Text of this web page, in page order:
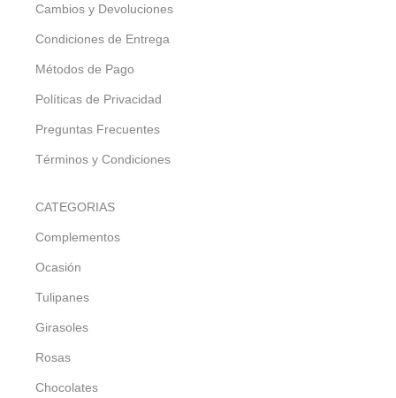
Cambios y Devoluciones
Condiciones de Entrega
Métodos de Pago
Políticas de Privacidad
Preguntas Frecuentes
Términos y Condiciones
CATEGORIAS
Complementos
Ocasión
Tulipanes
Girasoles
Rosas
Chocolates